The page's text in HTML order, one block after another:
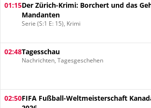
01:15Der Zürich-Krimi: Borchert und das
Mandanten
Serie (S:1 E: 15), Krimi
02:48Tagesschau
Nachrichten, Tagesgeschehen
02:50FIFA Fußball-Weltmeisterschaft